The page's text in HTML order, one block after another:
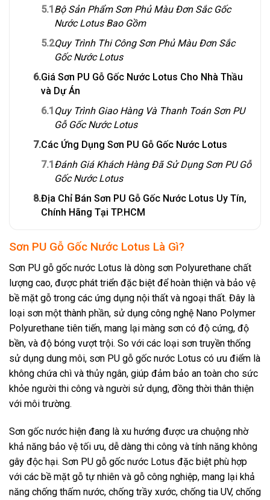
5.1 Bộ Sản Phẩm Sơn Phủ Màu Đơn Sắc Gốc
Nước Lotus Bao Gồm
5.2Quy Trình Thi Công Sơn Phủ Màu Đơn Sắc
Gốc Nước Lotus
6.Giá Sơn PU Gỗ Gốc Nước Lotus Cho Nhà Thầu
và Dự Án
6.1 Quy Trình Giao Hàng Và Thanh Toán Sơn PU
Gỗ Gốc Nước Lotus
7.Các Ứng Dụng Sơn PU Gỗ Gốc Nước Lotus
7.1 Đánh Giá Khách Hàng Đã Sử Dụng Sơn PU Gỗ
Gốc Nước Lotus
8.Địa Chỉ Bán Sơn PU Gỗ Gốc Nước Lotus Uy Tín,
Chính Hãng Tại TP.HCM
Sơn PU Gỗ Gốc Nước Lotus Là Gì?
Sơn PU gỗ gốc nước Lotus là dòng sơn Polyurethane chất
lượng cao, được phát triển đặc biệt để hoàn thiện và bảo vệ
bề mặt gỗ trong các ứng dụng nội thất và ngoại thất. Đây là
loại sơn một thành phần, sử dụng công nghệ Nano Polymer
Polyurethane tiên tiến, mang lại màng sơn có độ cứng, độ
bền, và độ bóng vượt trội. So với các loại sơn truyền thống
sử dụng dung môi, sơn PU gỗ gốc nước Lotus có ưu điểm là
không chứa chì và thủy ngân, giúp đảm bảo an toàn cho sức
khỏe người thi công và người sử dụng, đồng thời thân thiện
với môi trường.
Sơn gốc nước hiện đang là xu hướng được ưa chuộng nhờ
khả năng bảo vệ tối ưu, dễ dàng thi công và tính năng không
gây độc hại. Sơn PU gỗ gốc nước Lotus đặc biệt phù hợp
với các bề mặt gỗ tự nhiên và gỗ công nghiệp, mang lại khả
năng chống thấm nước, chống trầy xước, chống tia UV, chống